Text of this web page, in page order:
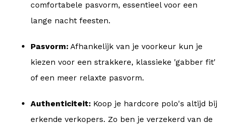
comfortabele pasvorm, essentieel voor een
lange nacht feesten.
Pasvorm: Afhankelijk van je voorkeur kun je
kiezen voor een strakkere, klassieke 'gabber fit'
of een meer relaxte pasvorm.
Authenticiteit: Koop je hardcore polo's altijd bij
erkende verkopers. Zo ben je verzekerd van de